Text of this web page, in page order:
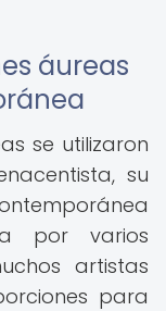
áureas
se utilizaron
su
por varios
artistas
para